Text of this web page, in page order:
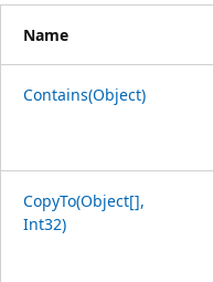
Name
Contains(Object)
CopyTo(Object[],
Int32)